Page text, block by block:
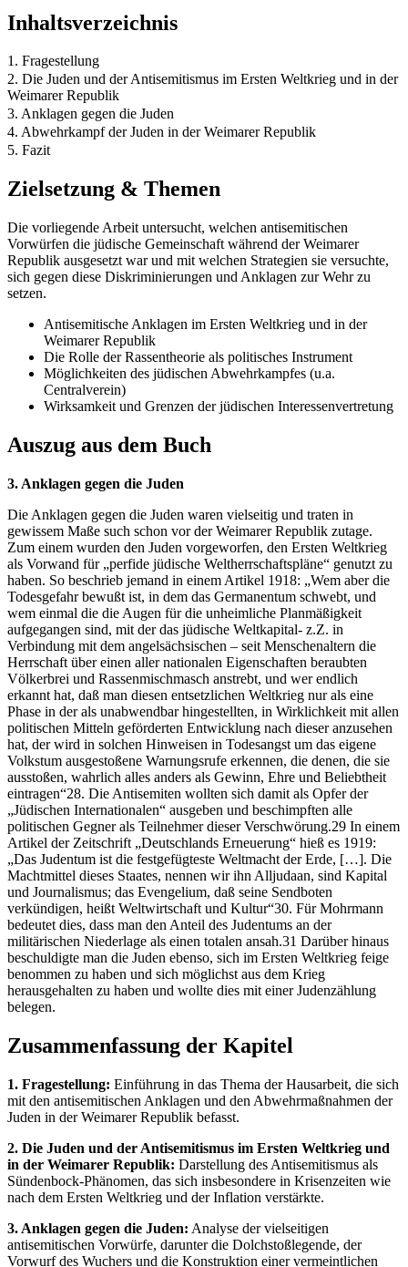
Inhaltsverzeichnis
1. Fragestellung
2. Die Juden und der Antisemitismus im Ersten Weltkrieg und in der
Weimarer Republik
3. Anklagen gegen die Juden
4. Abwehrkampf der Juden in der Weimarer Republik
5. Fazit
Zielsetzung & Themen
Die vorliegende Arbeit untersucht, welchen antisemitischen
Vorwürfen die jüdische Gemeinschaft während der Weimarer
Republik ausgesetzt war und mit welchen Strategien sie versuchte,
sich gegen diese Diskriminierungen und Anklagen zur Wehr zu
setzen.
Antisemitische Anklagen im Ersten Weltkrieg und in der
Weimarer Republik
Die Rolle der Rassentheorie als politisches Instrument
Möglichkeiten des jüdischen Abwehrkampfes (u.a.
Centralverein)
Wirksamkeit und Grenzen der jüdischen Interessenvertretung
Auszug aus dem Buch
3. Anklagen gegen die Juden
Die Anklagen gegen die Juden waren vielseitig und traten in
gewissem Maße such schon vor der Weimarer Republik zutage.
Zum einem wurden den Juden vorgeworfen, den Ersten Weltkrieg
als Vorwand für „perfide jüdische Weltherrschaftspläne“ genutzt zu
haben. So beschrieb jemand in einem Artikel 1918: „Wem aber die
Todesgefahr bewußt ist, in dem das Germanentum schwebt, und
wem einmal die die Augen für die unheimliche Planmäßigkeit
aufgegangen sind, mit der das jüdische Weltkapital- z.Z. in
Verbindung mit dem angelsächsischen – seit Menschenaltern die
Herrschaft über einen aller nationalen Eigenschaften beraubten
Völkerbrei und Rassenmischmasch anstrebt, und wer endlich
erkannt hat, daß man diesen entsetzlichen Weltkrieg nur als eine
Phase in der als unabwendbar hingestellten, in Wirklichkeit mit allen
politischen Mitteln geförderten Entwicklung nach dieser anzusehen
hat, der wird in solchen Hinweisen in Todesangst um das eigene
Volkstum ausgestoßene Warnungsrufe erkennen, die denen, die sie
ausstoßen, wahrlich alles anders als Gewinn, Ehre und Beliebtheit
eintragen“28. Die Antisemiten wollten sich damit als Opfer der
„Jüdischen Internationalen“ ausgeben und beschimpften alle
politischen Gegner als Teilnehmer dieser Verschwörung.29 In einem
Artikel der Zeitschrift „Deutschlands Erneuerung“ hieß es 1919:
„Das Judentum ist die festgefügteste Weltmacht der Erde, […]. Die
Machtmittel dieses Staates, nennen wir ihn Alljudaan, sind Kapital
und Journalismus; das Evengelium, daß seine Sendboten
verkündigen, heißt Weltwirtschaft und Kultur“30. Für Mohrmann
bedeutet dies, dass man den Anteil des Judentums an der
militärischen Niederlage als einen totalen ansah.31 Darüber hinaus
beschuldigte man die Juden ebenso, sich im Ersten Weltkrieg feige
benommen zu haben und sich möglichst aus dem Krieg
herausgehalten zu haben und wollte dies mit einer Judenzählung
belegen.
Zusammenfassung der Kapitel
1. Fragestellung: Einführung in das Thema der Hausarbeit, die sich
mit den antisemitischen Anklagen und den Abwehrmaßnahmen der
Juden in der Weimarer Republik befasst.
2. Die Juden und der Antisemitismus im Ersten Weltkrieg und
in der Weimarer Republik: Darstellung des Antisemitismus als
Sündenbock-Phänomen, das sich insbesondere in Krisenzeiten wie
nach dem Ersten Weltkrieg und der Inflation verstärkte.
3. Anklagen gegen die Juden: Analyse der vielseitigen
antisemitischen Vorwürfe, darunter die Dolchstoßlegende, der
Vorwurf des Wuchers und die Konstruktion einer vermeintlichen